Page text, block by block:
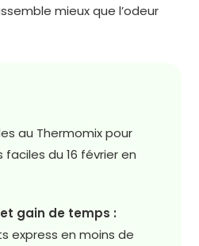
mieux que l’odeur
au Thermomix pour
du 16 février en
gain de temps :
express en moins de